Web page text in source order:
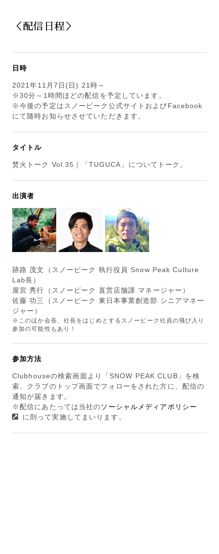
＜配信日程＞
日時
2021年11月7日(日) 21時～
※30分～1時間ほどの配信を予定しています。
※今後の予定はスノーピーク公式サイトおよびFacebook
にて随時お知らせさせていただきます。
タイトル
焚火トーク Vol.35｜「TUGUCA」についてトーク。
出演者
跡路 茂文（スノーピーク 執行役員 Snow Peak Culture
Lab長）
屋宮 秀行（スノーピーク 直営店舗課 マネージャー）
佐藤 功三（スノーピーク 東日本事業創造部 シニアマネー
ジャー）
※このほか会長、社長をはじめとするスノーピーク社員の飛び入り
参加の可能性もあり！
参加方法
Clubhouseの検索画面より「SNOW PEAK CLUB」を検
索、クラブのトップ画面でフォローをされた方に、配信の
通知が届きます。
※配信にあたっては当社のソーシャルメディアポリシー
に則って実施してまいります。